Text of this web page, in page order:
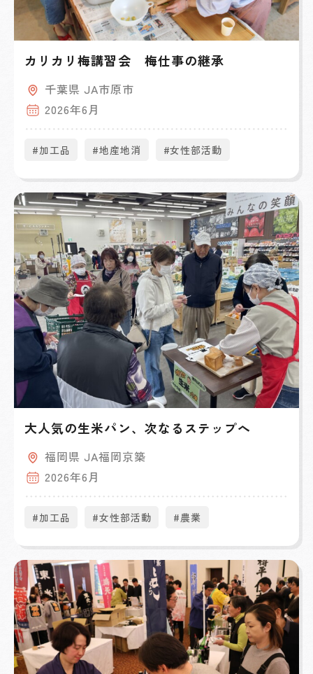
カリカリ梅講習会 梅仕事の継承
千葉県 JA市原市
2026年6月
#加工品 #地産地消 #女性部活動
大人気の生米パン、次なるステップへ
福岡県 JA福岡京築
2026年6月
#加工品 #女性部活動 #農業